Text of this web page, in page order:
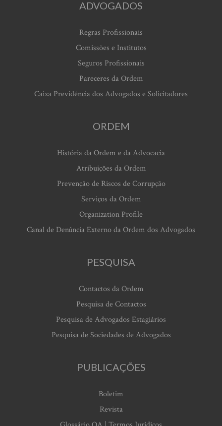
ADVOGADOS
Regras Profissionais
Comissões e Institutos
Seguros Profissionais
Pareceres da Ordem
Caixa Previdência dos Advogados e Solicitadores
ORDEM
História da Ordem e da Advocacia
Atribuições da Ordem
Prevenção de Riscos de Corrupção
Serviços da Ordem
Organization Profile
Canal de Denúncia Externo da Ordem dos Advogados
PESQUISA
Contactos da Ordem
Pesquisa de Contactos
Pesquisa de Advogados Estagiários
Pesquisa de Sociedades de Advogados
PUBLICAÇÕES
Boletim
Revista